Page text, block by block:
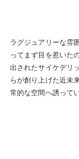
ラグジュアリーな雰
ってまず目を惹いた
出されたサイケデリ
らが創り上げた近未
常的な空間へ誘ってい